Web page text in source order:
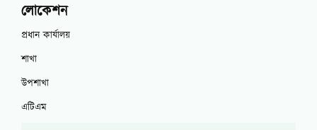
লোকেশন
প্রধান কার্যালয়
শাখা
উপশাখা
এটিএম